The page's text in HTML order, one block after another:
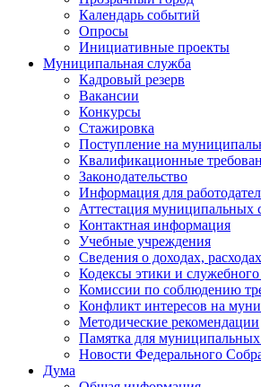
Календарь событий
Опросы
Инициативные проекты
Муниципальная служба
Кадровый резерв
Вакансии
Конкурсы
Стажировка
Поступление на
Квалификационные
Законодательство
Информация для
Аттестация муниципальных
Контактная информация
Учебные учреждения
Сведения о доходах,
Кодексы этики и
Комиссии по соблюдению
Конфликт интересов на
Методические рекомендации
Памятка для
Новости Федерального
Дума